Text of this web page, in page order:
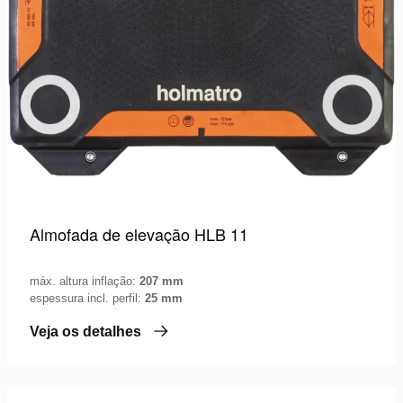
Almofada de elevação HLB 11
máx. altura inflação: 207 mm
espessura incl. perfil: 25 mm
Veja os detalhes